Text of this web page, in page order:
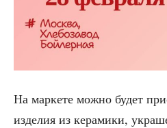
На мар­ке­те мож­но будет
изде­лия из кера­ми­ки,